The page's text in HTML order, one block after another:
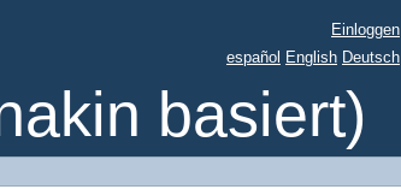
basiert)
Einloggen
español English Deutsch